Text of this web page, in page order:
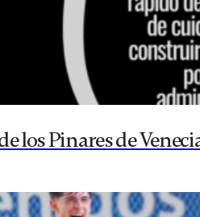
los Pinares de